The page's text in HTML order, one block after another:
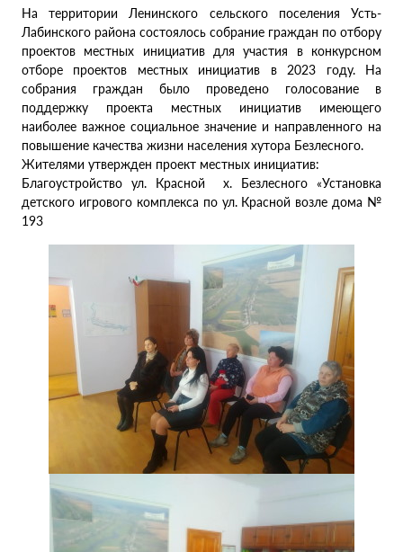
На территории Ленинского сельского поселения Усть-
Лабинского района состоялось собрание граждан по отбору
проектов местных инициатив для участия в конкурсном
отборе проектов местных инициатив в 2023 году. На
собрания граждан было проведено голосование в
поддержку проекта местных инициатив имеющего
наиболее важное социальное значение и направленного на
повышение качества жизни населения хутора Безлесного.
Жителями утвержден проект местных инициатив:
Благоустройство ул. Красной х. Безлесного «Установка
детского игрового комплекса по ул. Красной возле дома №
193